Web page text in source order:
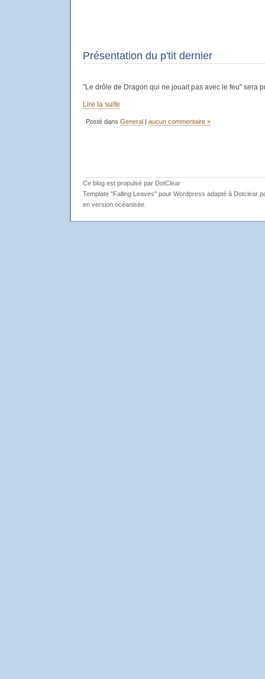
Présentation du p'tit dernier
"Le drôle de Dragon qui ne jouait pas avec le feu" sera
Lire la suite
Posté dans General | aucun commentaire »
Ce blog est propulsé par DotClear
Template "Falling Leaves" pour Wordpress adapté à Dotclear
en version océanisée.